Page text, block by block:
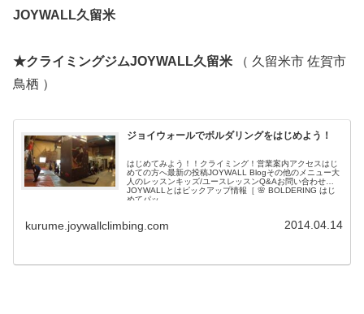
JOYWALL久留米
★クライミングジムJOYWALL久留米
（ 久留米市 佐賀市
鳥栖 ）
ジョイウォールでボルダリングをはじめよう！
はじめてみよう！！クライミング！営業案内アクセスはじ
めての方へ最新の投稿JOYWALL Blogその他のメニュー大
人のレッスンキッズ/ユースレッスンQ&Aお問い合わせ
JOYWALLとはピックアップ情報［ 🌸 BOLDERING はじ
めてパッ...
kurume.joywallclimbing.com 2014.04.14